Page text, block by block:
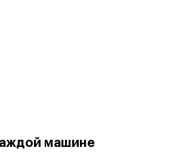
машине